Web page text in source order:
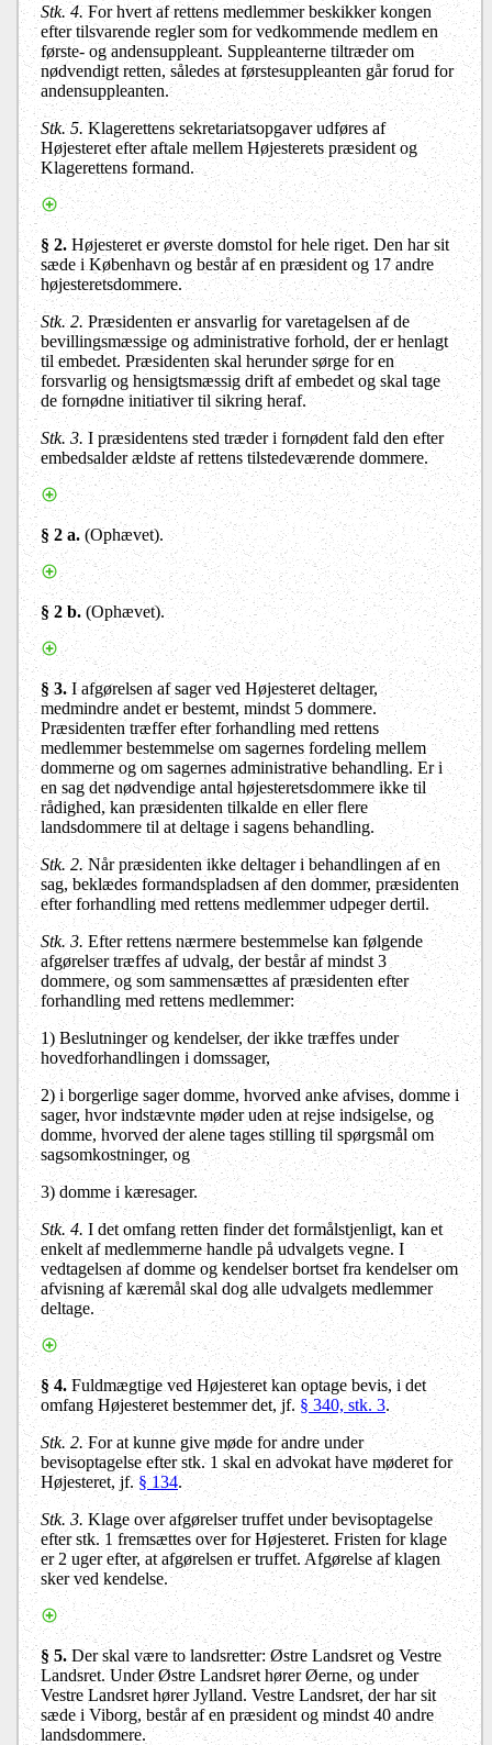
Stk. 4. For hvert af rettens medlemmer beskikker kongen
efter tilsvarende regler som for vedkommende medlem en
første- og andensuppleant. Suppleanterne tiltræder om
nødvendigt retten, således at førstesuppleanten går forud for
andensuppleanten.
Stk. 5. Klagerettens sekretariatsopgaver udføres af
Højesteret efter aftale mellem Højesterets præsident og
Klagerettens formand.
§ 2. Højesteret er øverste domstol for hele riget. Den har sit
sæde i København og består af en præsident og 17 andre
højesteretsdommere.
Stk. 2. Præsidenten er ansvarlig for varetagelsen af de
bevillingsmæssige og administrative forhold, der er henlagt
til embedet. Præsidenten skal herunder sørge for en
forsvarlig og hensigtsmæssig drift af embedet og skal tage
de fornødne initiativer til sikring heraf.
Stk. 3. I præsidentens sted træder i fornødent fald den efter
embedsalder ældste af rettens tilstedeværende dommere.
§ 2 a. (Ophævet).
§ 2 b.(Ophævet).
§ 3.I afgørelsen af sager ved Højesteret deltager,
medmindre andet er bestemt, mindst 5 dommere.
Præsidenten træffer efter forhandling med rettens
medlemmer bestemmelse om sagernes fordeling mellem
dommerne og om sagernes administrative behandling. Er i
en sag det nødvendige antal højesteretsdommere ikke til
rådighed, kan præsidenten tilkalde en eller flere
landsdommere til at deltage i sagens behandling.
Stk. 2. Når præsidenten ikke deltager i behandlingen af en
sag, beklædes formandspladsen af den dommer, præsidenten
efter forhandling med rettens medlemmer udpeger dertil.
Stk. 3. Efter rettens nærmere bestemmelse kan følgende
afgørelser træffes af udvalg, der består af mindst 3
dommere, og som sammensættes af præsidenten efter
forhandling med rettens medlemmer:
1) Beslutninger og kendelser, der ikke træffes under
hovedforhandlingen i domssager,
2) i borgerlige sager domme, hvorved anke afvises, domme i
sager, hvor indstævnte møder uden at rejse indsigelse, og
domme, hvorved der alene tages stilling til spørgsmål om
sagsomkostninger, og
3) domme i kæresager.
Stk. 4. I det omfang retten finder det formålstjenligt, kan et
enkelt af medlemmerne handle på udvalgets vegne. I
vedtagelsen af domme og kendelser bortset fra kendelser om
afvisning af kæremål skal dog alle udvalgets medlemmer
deltage.
§ 4. Fuldmægtige ved Højesteret kan optage bevis, i det
omfang Højesteret bestemmer det, jf. § 340, stk. 3.
Stk. 2. For at kunne give møde for andre under
bevisoptagelse efter stk. 1 skal en advokat have møderet for
Højesteret, jf.§ 134.
Stk. 3. Klage over afgørelser truffet under bevisoptagelse
efter stk. 1 fremsættes over for Højesteret. Fristen for klage
er 2 uger efter, at afgørelsen er truffet. Afgørelse af klagen
sker ved kendelse.
§ 5.Der skal være to landsretter: Østre Landsret og Vestre
Landsret. Under Østre Landsret hører Øerne, og under
Vestre Landsret hører Jylland. Vestre Landsret, der har sit
sæde i Viborg, består af en præsident og mindst 40 andre
landsdommere.